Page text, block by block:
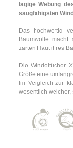
lagige Webung
saugfähigsten
Das hochwertig
Baumwolle
zarten Haut ihres
Die Windeltücher
Größe eine
Im Vergleich zur
wesentlich weicher,